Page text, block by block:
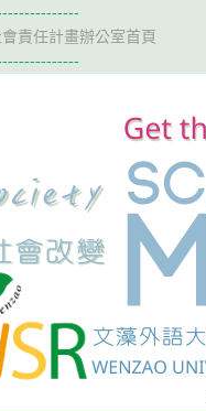
責任計畫辦公室首頁